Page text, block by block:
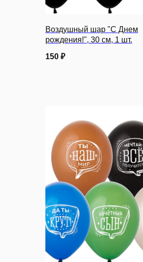
Воздушный шар "С Днем
рождения!", 30 см, 1 шт.
150 ₽